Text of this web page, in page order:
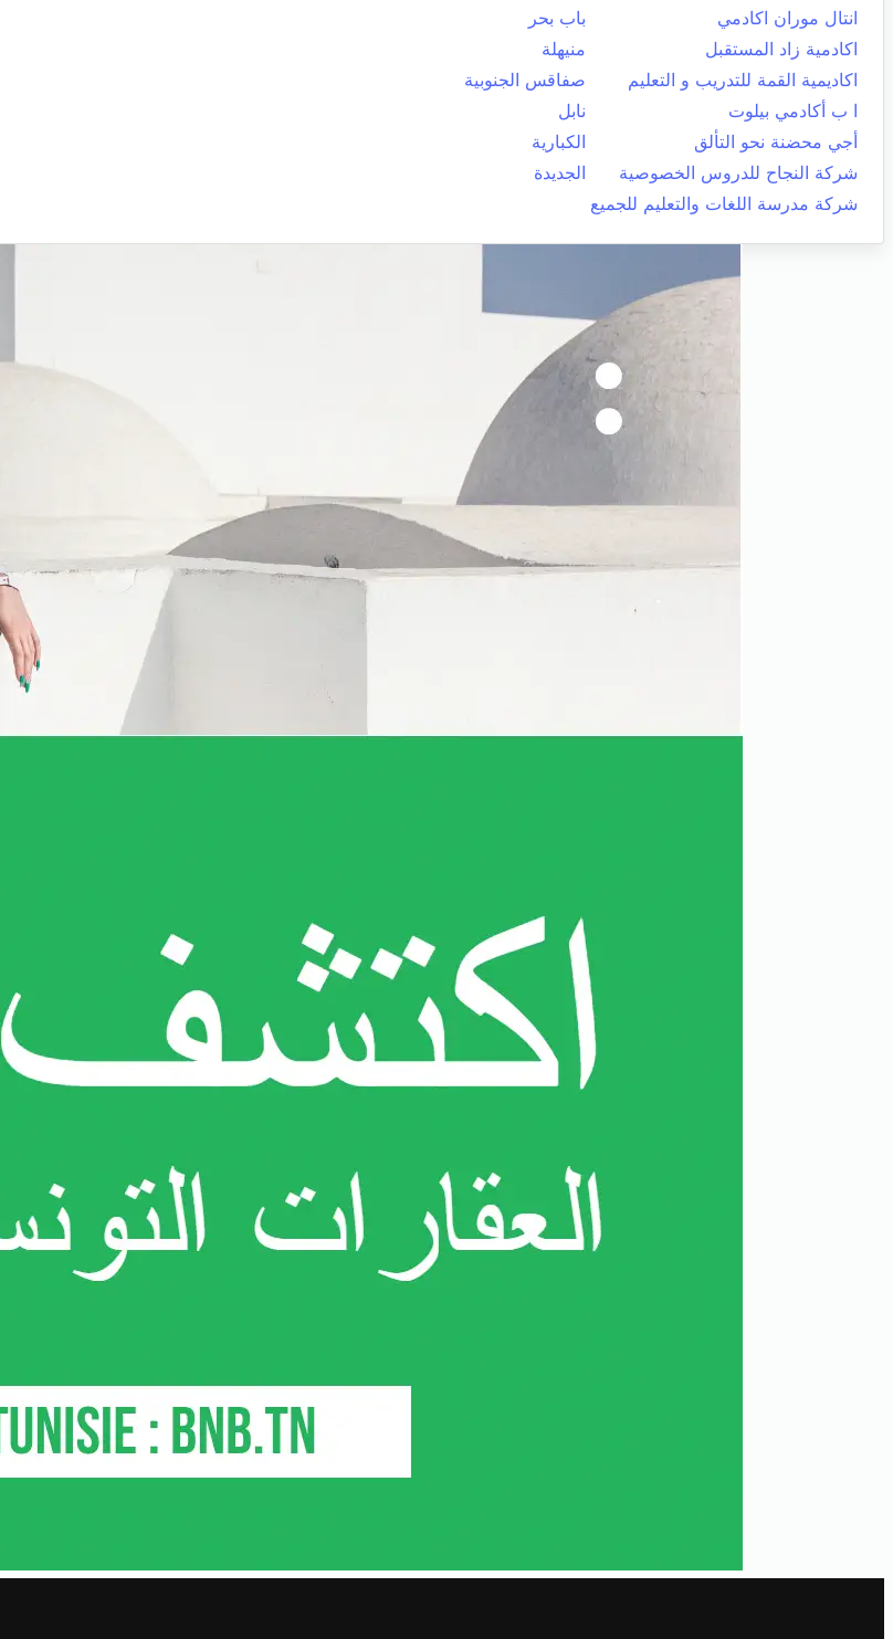
انتال موران اكادمي
باب بحر
اكادمية زاد المستقبل
منيهلة
اكاديمية القمة للتدريب و التعليم
صفاقس الجنوبية
ا ب أكادمي بيلوت
نابل
أجي محضنة نحو التألق
الكبارية
شركة النجاح للدروس الخصوصية
الجديدة
شركة مدرسة اللغات والتعليم للجميع